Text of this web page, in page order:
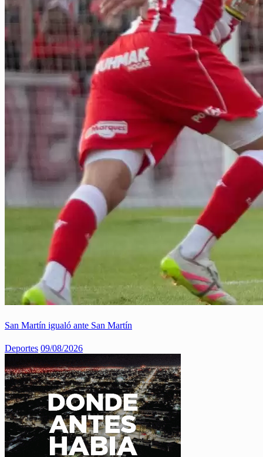
San Martín igualó ante San Martín
Deportes 09/08/2026